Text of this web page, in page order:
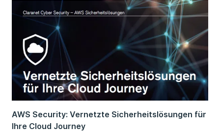
AWS Security: Vernetzte Sicherheitslösungen für
Ihre Cloud Journey